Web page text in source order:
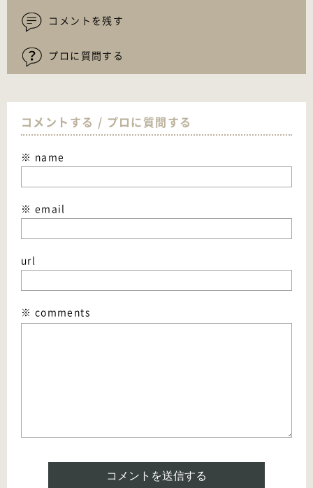
コメントを残す
プロに質問する
コメントする / プロに質問する
※ name
※ email
url
※ comments